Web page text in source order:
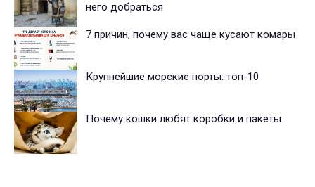
него добраться
7 причин, почему вас чаще кусают комары
Крупнейшие морские порты: топ-10
Почему кошки любят коробки и пакеты